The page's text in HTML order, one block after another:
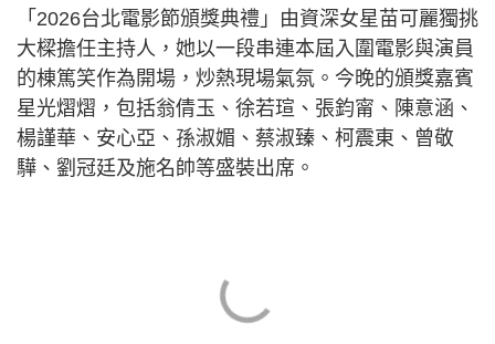
「2026台北電影節頒獎典禮」由資深女星苗可麗獨挑
大樑擔任主持人，她以一段串連本屆入圍電影與演員
的棟篤笑作為開場，炒熱現場氣氛。今晚的頒獎嘉賓
星光熠熠，包括翁倩玉、徐若瑄、張鈞甯、陳意涵、
楊謹華、安心亞、孫淑媚、蔡淑臻、柯震東、曾敬
驊、劉冠廷及施名帥等盛裝出席。